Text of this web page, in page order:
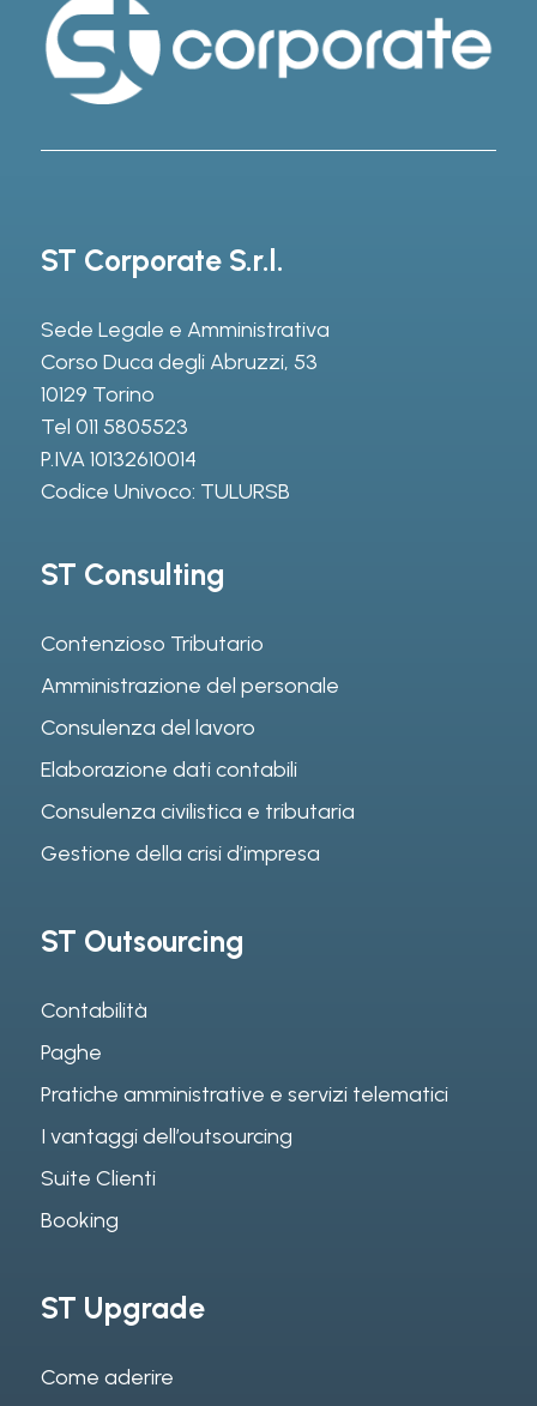
ST Corporate S.r.l.
Sede Legale e Amministrativa
Corso Duca degli Abruzzi, 53
10129 Torino
Tel 011 5805523
P.IVA 10132610014
Codice Univoco: TULURSB
ST Consulting
Contenzioso Tributario
Amministrazione del personale
Consulenza del lavoro
Elaborazione dati contabili
Consulenza civilistica e tributaria
Gestione della crisi d’impresa
ST Outsourcing
Contabilità
Paghe
Pratiche amministrative e servizi telematici
I vantaggi dell’outsourcing
Suite Clienti
Booking
ST Upgrade
Come aderire